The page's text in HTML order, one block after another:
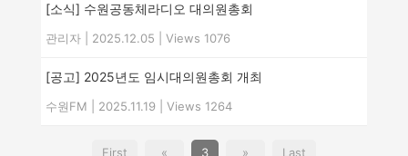
[소식] 수원공동체라디오 대의원총회
관리자 2025.12.05 Views 1076
[공고] 2025년도 임시대의원총회 개최
수원FM 2025.11.19 Views 1264
First « 3 » Last